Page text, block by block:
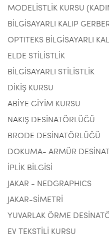
MODELİSTLİK KURSU
BİLGİSAYARLI KALIP
OPTITEKS BİLGİSAYARLI
ELDE STİLİSTLİK
BİLGİSAYARLI STİLİSTLİK
DİKİŞ KURSU
ABİYE GİYİM KURSU
NAKIŞ DESİNATÖRLÜĞÜ
BRODE DESİNATÖRLÜĞÜ
DOKUMA- ARMÜR
İPLİK BİLGİSİ
JAKAR - NEDGRAPHICS
JAKAR-SİMETRİ
YUVARLAK ÖRME
EV TEKSTİLİ KURSU